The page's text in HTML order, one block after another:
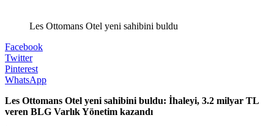
Les Ottomans Otel yeni sahibini buldu
Facebook
Twitter
Pinterest
WhatsApp
Les Ottomans Otel yeni sahibini buldu: İhaleyi, 3.2 milyar TL
veren BLG Varlık Yönetim kazandı